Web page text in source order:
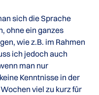
sich die Sprache
ohne ein ganzes
wie z.B. im Rahmen
ich jedoch auch
man nur
Kenntnisse in der
viel zu kurz für